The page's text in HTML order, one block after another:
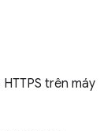
trên máy